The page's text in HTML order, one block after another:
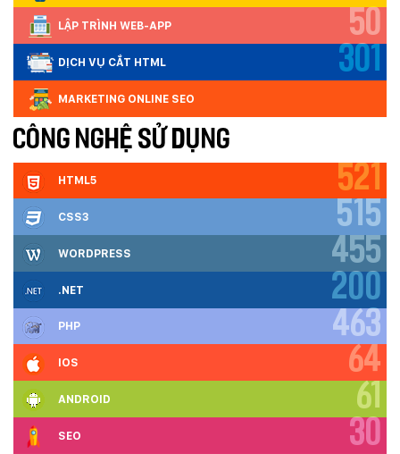
LẬP TRÌNH WEB-APP 50
DỊCH VỤ CẮT HTML 301
MARKETING ONLINE SEO
CÔNG NGHỆ SỬ DỤNG
HTML5 521
CSS3 515
WORDPRESS 455
.NET 200
PHP 463
IOS 64
ANDROID 61
SEO 30
khách qua hệ thống SMS tự động. Nếu cần hỗ trợ thêm